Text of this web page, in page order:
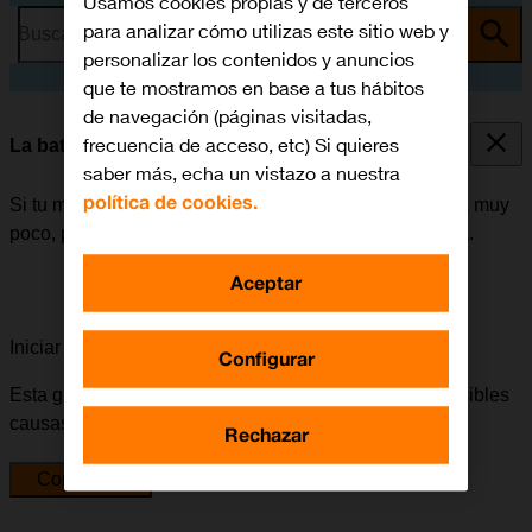
Busca por problema o tema
La batería de mi móvil dura poco tiempo
Si tu móvil empieza a gastar mucha batería y esta dura muy
poco, puede haber varias causas posibles al problema.
Iniciar la guía para solucionar tu problema
Esta guía te va a conducir a través de una serie de posibles
causas y soluciones al problema.
Comenzar
para analizar cómo utilizas este sitio web y
personalizar los contenidos y anuncios
que te mostramos en base a tus hábitos
de navegación (páginas visitadas,
frecuencia de acceso, etc) Si quieres
saber más, echa un vistazo a nuestra
política de cookies.
Configurar
Rechazar
Aceptar